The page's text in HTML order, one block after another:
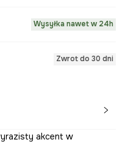
Wysyłka nawet w 24h
Zwrot do 30 dni
akcent w